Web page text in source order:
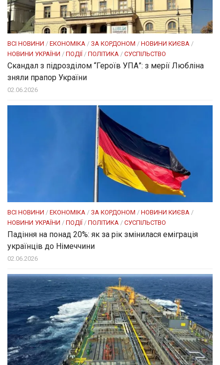
ВСІ НОВИНИ / ЕКОНОМІКА / ЗА КОРДОНОМ / НОВИНИ КИЄВА /
НОВИНИ УКРАЇНИ / ПОДІЇ / ПОЛІТИКА / СУСПІЛЬСТВО
Скандал з підрозділом “Героїв УПА”: з мерії Любліна
зняли прапор України
02.06.2026
ВСІ НОВИНИ / ЕКОНОМІКА / ЗА КОРДОНОМ / НОВИНИ КИЄВА /
НОВИНИ УКРАЇНИ / ПОДІЇ / ПОЛІТИКА / СУСПІЛЬСТВО
Падіння на понад 20%: як за рік змінилася еміграція
українців до Німеччини
02.06.2026